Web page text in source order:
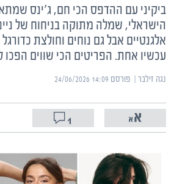
ביקיני עם ההדפס הכי חם, ג'ינס
הישראלי, שמלה מתוקה בניחוח של
אלגנטיים אבל גם נוחים וחולצת
עכשיו אחת. הפריטים הכי שווים הפכו
נגה זילבר | ‏פורסם ‎24/06/2026 14:09
1